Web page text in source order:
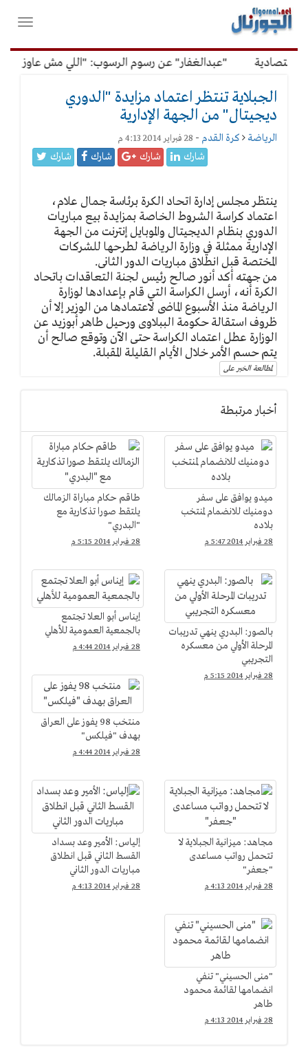
القائمة
الرئيسية
فتح
"عبدالغفار" عن رسوم الرسوب: "اللي مش عاوز
الجبلاية تنتظر اعتماد مزايدة "الدوري
ديجيتال" من الجهة الإدارية
الرياضة كرة القدم - 28 فبراير 2014 4:13 م
شارك شارك شارك شارك
ينتظر مجلس إدارة اتحاد الكرة برئاسة جمال علام،
اعتماد كراسة الشروط الخاصة بمزايدة بيع مباريات
الدوري بنظام الديجيتال والموبايل إنترنت من الجهة
الإدارية ممثلة في وزارة الرياضة لطرحها للشركات
المختصة قبل انطلاق مباريات الدور الثانى.
من جهته أكد أنور صالح رئيس لجنة التعاقدات باتحاد
الكرة أنه، أرسل الكراسة التي قام بإعدادها لوزارة
الرياضة منذ الأسبوع الماضى لاعتمادها من الوزير إلا أن
ظروف استقالة حكومة الببلاوى ورحيل طاهر أبوزيد عن
الوزارة عطل اعتماد الكراسة حتى الآن وتوقع صالح أن
يتم حسم الأمر خلال الأيام القليلة المقبلة.
لمطالعة الخبر على
أخبار مرتبطة
ميدو يوافق على سفر
دومنيك للانضمام لمنتخب
بلاده
28 فبراير 2014 5:47 م
طاقم حكام مباراة الزمالك
يلتقط صورا تذكارية مع
"البدري"
28 فبراير 2014 5:15 م
بالصور: البدري ينهي تدريبات
المرحلة الأولي من معسكره
التجريبي
28 فبراير 2014 5:15 م
إيناس أبو العلا تجتمع
بالجمعية العمومية للأهلي
28 فبراير 2014 4:44 م
منتخب 98 يفوز على العراق
بهدف "فيلكس"
28 فبراير 2014 4:44 م
مجاهد: ميزانية الجبلاية لا
تتحمل رواتب مساعدى
"جعفر"
28 فبراير 2014 4:13 م
إلياس: الأمير وعد بسداد
القسط الثاني قبل انطلاق
مباريات الدور الثاني
28 فبراير 2014 4:13 م
"منى الحسيني" تنفي
انضمامها لقائمة محمود
طاهر
28 فبراير 2014 4:13 م